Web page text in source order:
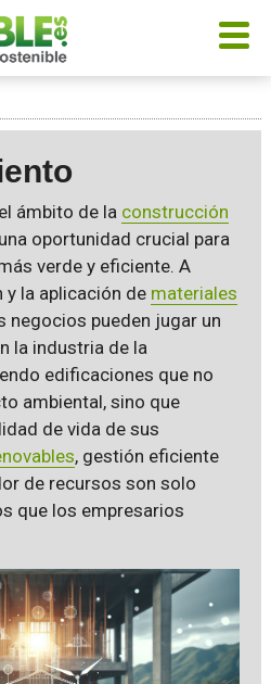
ámbito de la construcción
oportunidad crucial para
verde y eficiente. A
y la aplicación de materiales
negocios pueden jugar un
la industria de la
edificaciones que no
ambiental, sino que
de vida de sus
, gestión eficiente
de recursos son solo
que los empresarios